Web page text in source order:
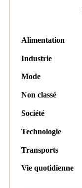
Alimentation
Industrie
Mode
Non classé
Société
Technologie
Transports
Vie quotidienne